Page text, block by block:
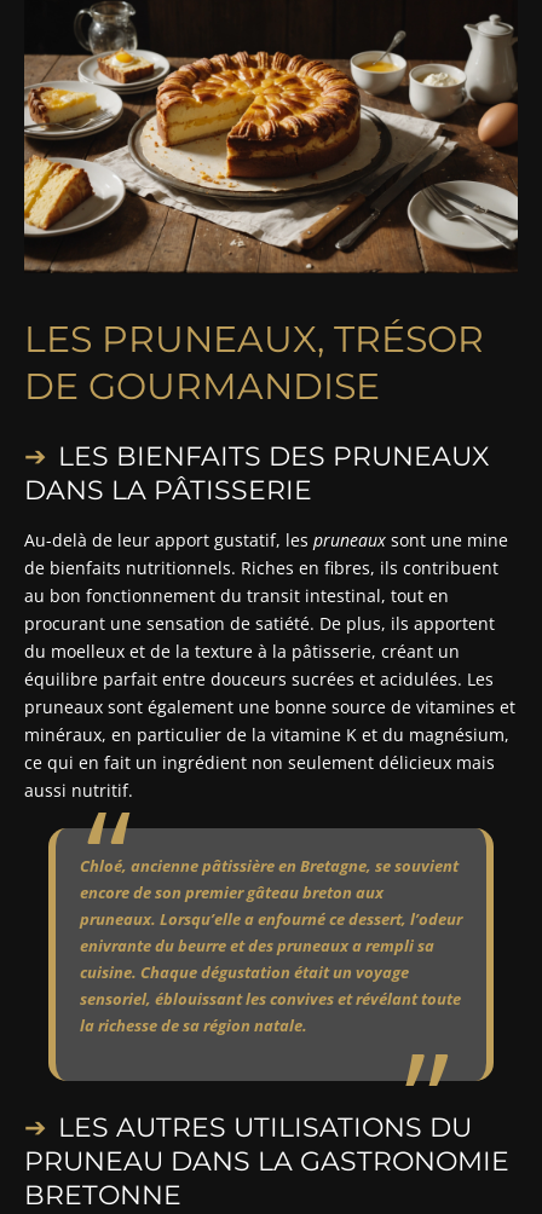
LES PRUNEAUX, TRÉSOR
DE GOURMANDISE
LES BIENFAITS DES PRUNEAUX
DANS LA PÂTISSERIE
Au-delà de leur apport gustatif, les pruneaux sont une mine
de bienfaits nutritionnels. Riches en fibres, ils contribuent
au bon fonctionnement du transit intestinal, tout en
procurant une sensation de satiété. De plus, ils apportent
du moelleux et de la texture à la pâtisserie, créant un
équilibre parfait entre douceurs sucrées et acidulées. Les
pruneaux sont également une bonne source de vitamines et
minéraux, en particulier de la vitamine K et du magnésium,
ce qui en fait un ingrédient non seulement délicieux mais
aussi nutritif.
Chloé, ancienne pâtissière en Bretagne, se souvient
encore de son premier gâteau breton aux
pruneaux. Lorsqu’elle a enfourné ce dessert, l’odeur
enivrante du beurre et des pruneaux a rempli sa
cuisine. Chaque dégustation était un voyage
sensoriel, éblouissant les convives et révélant toute
la richesse de sa région natale.
LES AUTRES UTILISATIONS DU
PRUNEAU DANS LA GASTRONOMIE
BRETONNE